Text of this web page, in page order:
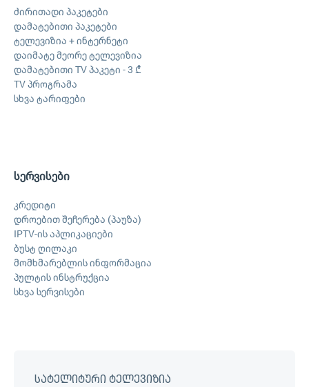
ძირითადი პაკეტები
დამატებითი პაკეტები
ტელევიზია + ინტერნეტი
დაიმატე მეორე ტელევიზია
დამატებითი TV პაკეტი - 3 ₾
TV პროგრამა
სხვა ტარიფები
სერვისები
კრედიტი
დროებით შეჩერება (პაუზა)
IPTV-ის აპლიკაციები
ბუსტ ღილაკი
მომხმარებლის ინფორმაცია
პულტის ინსტრუქცია
სხვა სერვისები
სატელიტური ტელევიზია